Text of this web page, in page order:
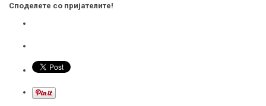
Споделете со пријателите!